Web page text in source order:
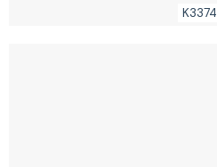
K3374